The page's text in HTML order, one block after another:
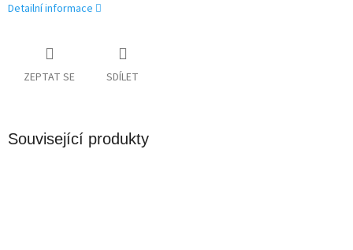
Detailní informace
ZEPTAT SE SDÍLET
Související produkty